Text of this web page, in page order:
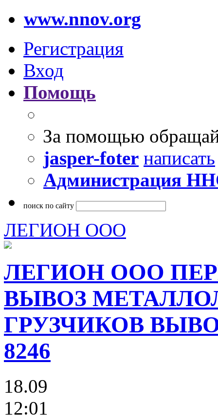
www.nnov.org
Регистрация
Вход
Помощь
За помощью
jasper-foter написать
Администрация
поиск по сайту
ЛЕГИОН ООО
ЛЕГИОН ООО
ВЫВОЗ
ГРУЗЧИКОВ
8246
18.09
12:01